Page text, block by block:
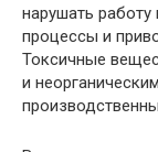
нарушать работу
процессы и
Токсичные
и